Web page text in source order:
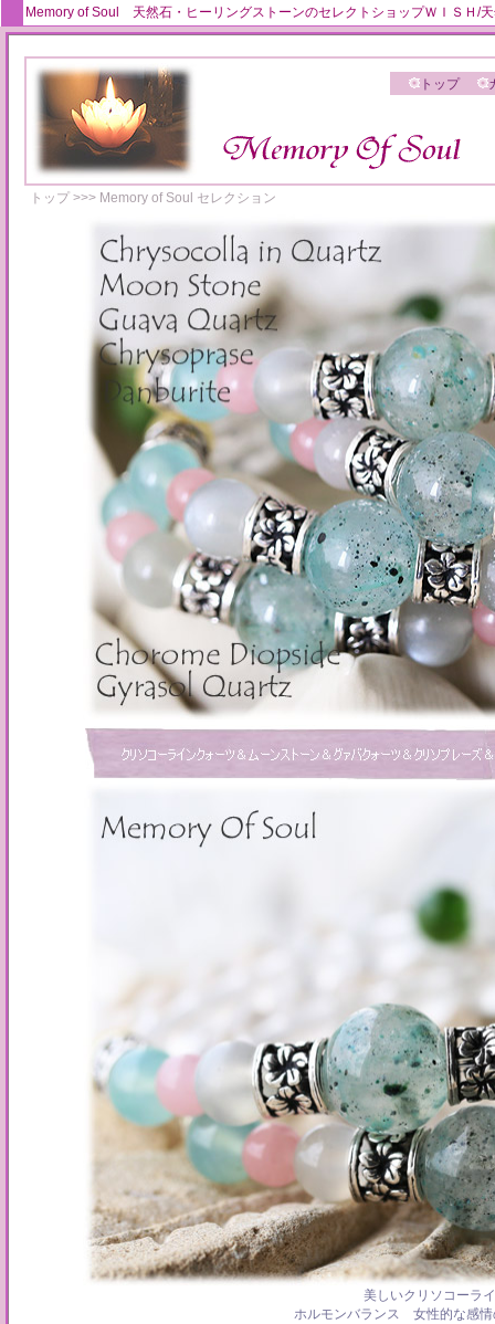
Memory of Soul 天然石・ヒーリングストーンのセレクトショップＷＩＳＨ/
トップ
トップ>>> Memory of Soul セレクション
美しいクリソコーラ
ホルモンバランス 女性的な感情